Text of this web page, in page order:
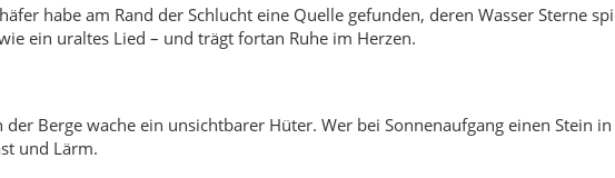
(Mahalle) mit Kurzbeschreibung
– Streusiedlung mit Feldern und Obstgärten.
– landwirtschaftlich geprägt, weite Blicke.